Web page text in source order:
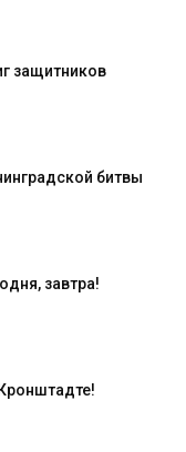
защитников
битвы
завтра!